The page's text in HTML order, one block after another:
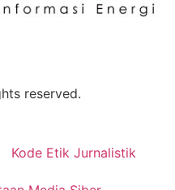
reserved.
Kode Etik Jurnalistik